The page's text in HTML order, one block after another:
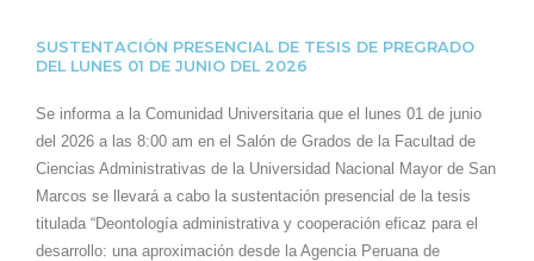
SUSTENTACIÓN PRESENCIAL DE TESIS DE PREGRADO
DEL LUNES 01 DE JUNIO DEL 2026
Se informa a la Comunidad Universitaria que el lunes 01 de junio
del 2026 a las 8:00 am en el Salón de Grados de la Facultad de
Ciencias Administrativas de la Universidad Nacional Mayor de San
Marcos se llevará a cabo la sustentación presencial de la tesis
titulada “Deontología administrativa y cooperación eficaz para el
desarrollo: una aproximación desde la Agencia Peruana de